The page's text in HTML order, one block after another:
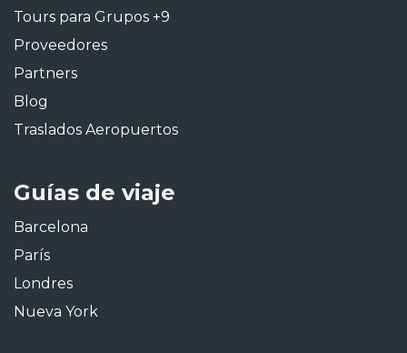
Tours para Grupos +9
Proveedores
Partners
Blog
Traslados Aeropuertos
Guías de viaje
Barcelona
París
Londres
Nueva York